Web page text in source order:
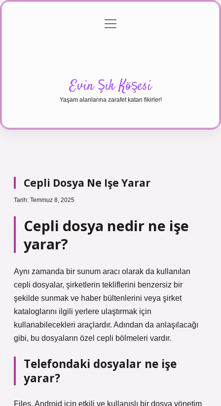
Gizlilik Politikası
menüyü
Evin Şık Köşesi
Yaşam alanlarına zarafet katan fikirler!
Cepli Dosya Ne Işe Yarar
Tarih: Temmuz 8, 2025
Cepli dosya nedir ne işe
yarar?
Aynı zamanda bir sunum aracı olarak da kullanılan
cepli dosyalar, şirketlerin tekliflerini benzersiz bir
şekilde sunmak ve haber bültenlerini veya şirket
kataloglarını ilgili yerlere ulaştırmak için
kullanabilecekleri araçlardır. Adından da anlaşılacağı
gibi, bu dosyaların özel cepli bölmeleri vardır.
Telefondaki dosyalar ne işe
yarar?
Files, Android için etkili ve kullanışlı bir dosya yönetim